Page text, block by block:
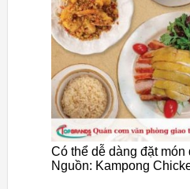
Có thể dễ dàng đặt món
Nguồn: Kampong